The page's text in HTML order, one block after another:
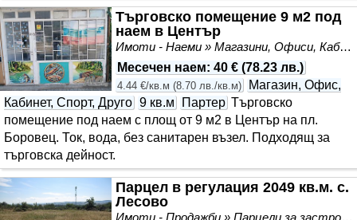
Търговско помещение 9 м2 под
наем в Център
Имоти - Наеми » Магазини, Офиси, Кабинети, Салони
Месечен наем: 40 € (78.23 лв.)
4.44 €/кв.м (8.70 лв./кв.м)
Магазин, Офис,
Кабинет, Спорт, Друго 9 кв.м Партер Търговско
помещение под наем с площ от 9 м2 в Център на пл.
Боровец. Ток, вода, без санитарен възел. Подходящ за
търговска дейност.
Парцел в регулация 2049 кв.м. с.
Лесово